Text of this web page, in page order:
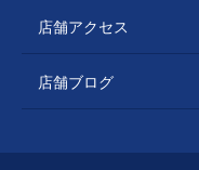
店舗アクセス
店舗ブログ